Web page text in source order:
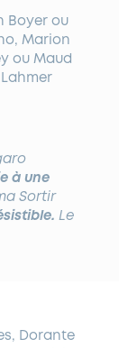
Boyer ou
Marion
ou Maud
à une
Sortir
Le
Dorante